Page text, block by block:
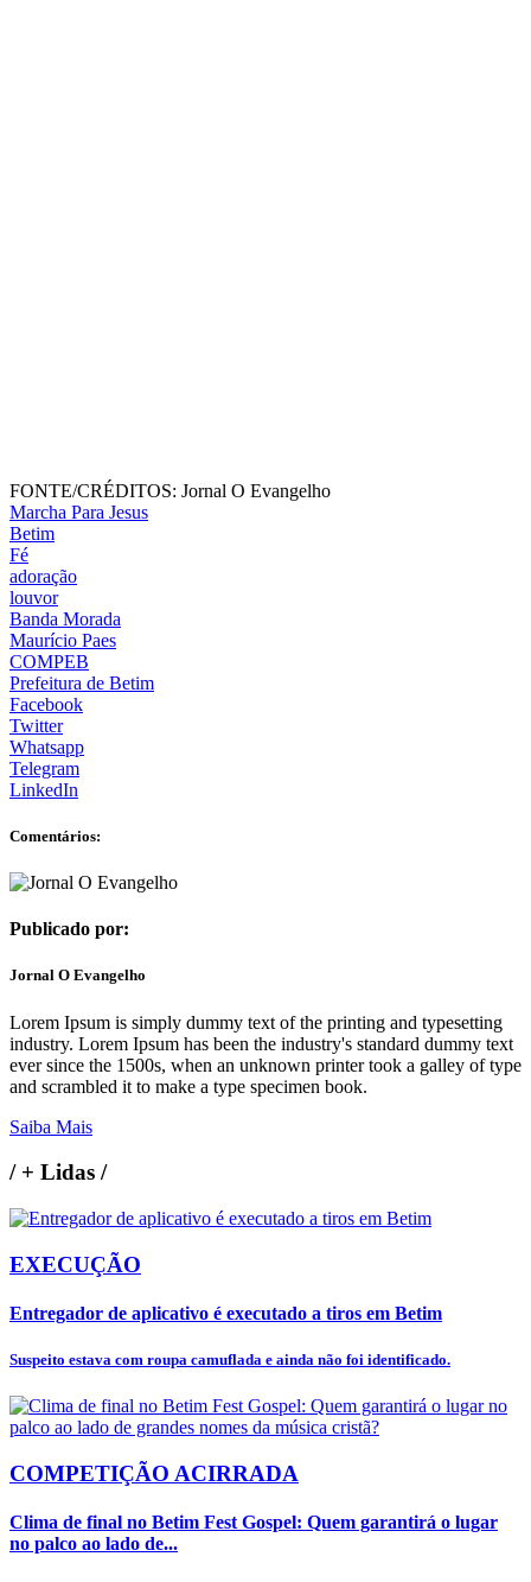
FONTE/CRÉDITOS: Jornal O Evangelho
Marcha Para Jesus
Betim
Fé
adoração
louvor
Banda Morada
Maurício Paes
COMPEB
Prefeitura de Betim
Facebook
Twitter
Whatsapp
Telegram
LinkedIn
Comentários:
Publicado por:
Jornal O Evangelho
Lorem Ipsum is simply dummy text of the printing and typesetting
industry. Lorem Ipsum has been the industry's standard dummy text
ever since the 1500s, when an unknown printer took a galley of type
and scrambled it to make a type specimen book.
Saiba Mais
/+ Lidas /
EXECUÇÃO
Entregador de aplicativo é executado a tiros em Betim
Suspeito estava com roupa camuflada e ainda não foi identificado.
COMPETIÇÃO ACIRRADA
Clima de final no Betim Fest Gospel: Quem garantirá o lugar
no palco ao lado de...